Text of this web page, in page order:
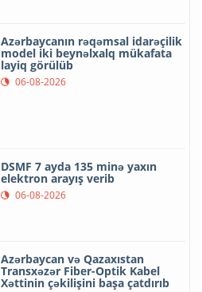
Azərbaycanın rəqəmsal idarəçilik
model iki beynəlxalq mükafata
layiq görülüb
06-08-2026
DSMF 7 ayda 135 minə yaxın
elektron arayış verib
06-08-2026
Azərbaycan və Qazaxıstan
Transxəzər Fiber-Optik Kabel
Xəttinin çəkilişini başa çatdırıb